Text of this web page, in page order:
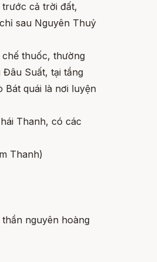
cả trời đất,
sau Nguyên Thuỷ
thuốc, thường
Suất, tại tầng
quái là nơi luyện
Thanh, có các
Thanh)
nguyên hoàng